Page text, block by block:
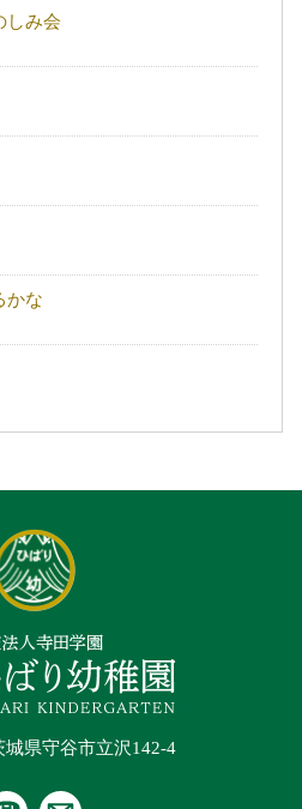
み会
かな
城県守谷市立沢142-4